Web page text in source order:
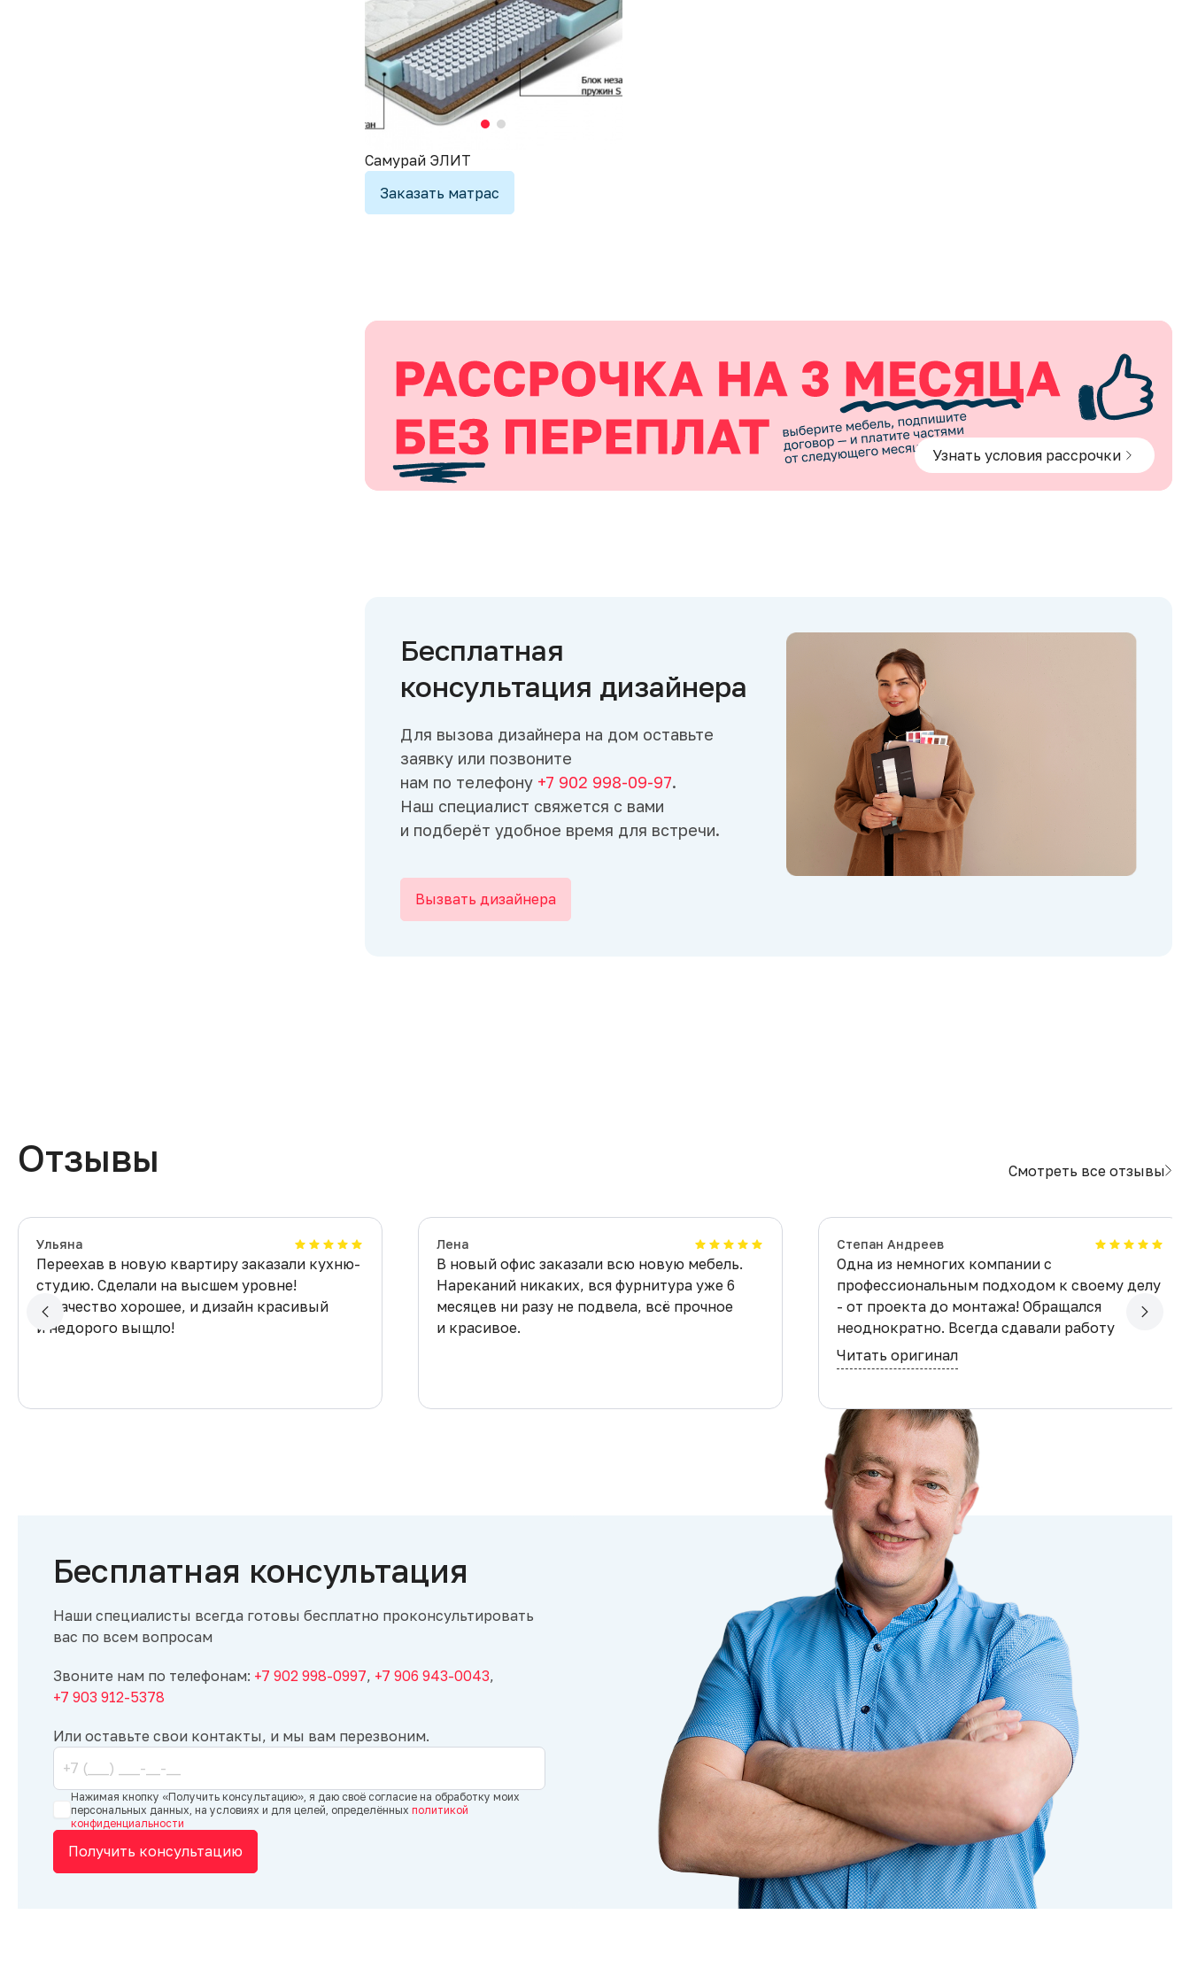
Самурай ЭЛИТ
Заказать матрас
Узнать условия рассрочки
Бесплатная
консультация дизайнера
Для вызова дизайнера на дом оставьте
заявку или позвоните
нам по телефону +7 902 998-09-97.
Наш специалист свяжется с вами
и подберёт удобное время для встречи.
Вызвать дизайнера
Отзывы Смотреть все отзывы
Ульяна
Переехав в новую квартиру заказали кухню-
студию. Сделали на высшем уровне!
И качество хорошее, и дизайн красивый
и недорого выщло!
Лена
В новый офис заказали всю новую мебель.
Нареканий никаких, вся фурнитура уже 6
месяцев ни разу не подвела, всё прочное
и красивое.
Степан Андреев
Одна из немногих компании с
профессиональным подходом к своему делу
- от проекта до монтажа! Обращался
неоднократно. Всегда сдавали работу
раньше назначенного срока. Качество
достойное! Рекомендую!
Читать оригинал
Бесплатная консультация
Наши специалисты всегда готовы бесплатно проконсультировать
вас по всем вопросам
Звоните нам по телефонам: +7 902 998-0997, +7 906 943-0043,
+7 903 912-5378
Или оставьте свои контакты, и мы вам перезвоним.
Нажимая кнопку «Получить консультацию», я даю своё согласие на обработку моих
персональных данных, на условиях и для целей, определённых политикой
конфиденциальности
Получить консультацию